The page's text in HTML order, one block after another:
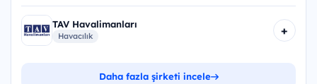
TAV Havalimanları
Havacılık +
Daha fazla şirketi incele